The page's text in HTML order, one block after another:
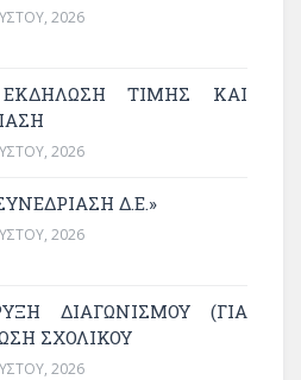
2026
ΤΙΜΉΣ ΚΑΙ
2026
Δ.Ε.»
2026
ΔΙΑΓΩΝΙΣΜΟΥ (ΓΙΑ
ΣΧΟΛΙΚΟΎ
2026